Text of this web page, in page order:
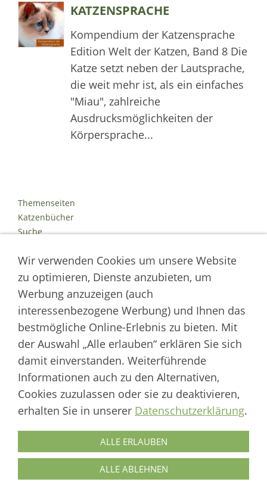
KATZENSPRACHE
Kompendium der Katzensprache
Edition Welt der Katzen, Band 8 Die
Katze setzt neben der Lautsprache,
die weit mehr ist, als ein einfaches
"Miau", zahlreiche
Ausdrucksmöglichkeiten der
Körpersprache...
Themenseiten
Katzenbücher
Suche
Impressum
Datenschutz
Cookies
Autor der Welt der Katzen
___________________
Fortpflanzung von Hauskatzen und Wildkatzenarten
Artikel werden regelmäßig aktualisiert und neue Forschungsergebnisse
berücksichtigt.
Autor & Redaktion: Marcus Skupin · Katzenforschung | Katzenwissen |
Katzenhaltung
© 1999–2026 Welt der Katzen – Alle Rechte vorbehalten
Wir verwenden Cookies um unsere Website
zu optimieren, Dienste anzubieten, um
Werbung anzuzeigen (auch
interessenbezogene Werbung) und Ihnen das
bestmögliche Online-Erlebnis zu bieten. Mit
der Auswahl „Alle erlauben“ erklären Sie sich
damit einverstanden. Weiterführende
Informationen auch zu den Alternativen,
Cookies zuzulassen oder sie zu deaktivieren,
erhalten Sie in unserer Datenschutzerklärung.
ALLE ERLAUBEN
ALLE ABLEHNEN